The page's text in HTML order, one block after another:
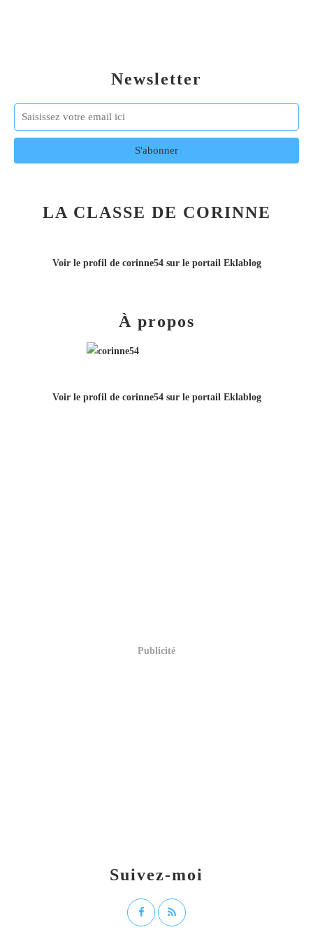
Newsletter
LA CLASSE DE CORINNE
Voir le profil de corinne54sur le portail Eklablog
Suivez-moi
À propos
Voir le profil de corinne54sur le portail Eklablog
Publicité